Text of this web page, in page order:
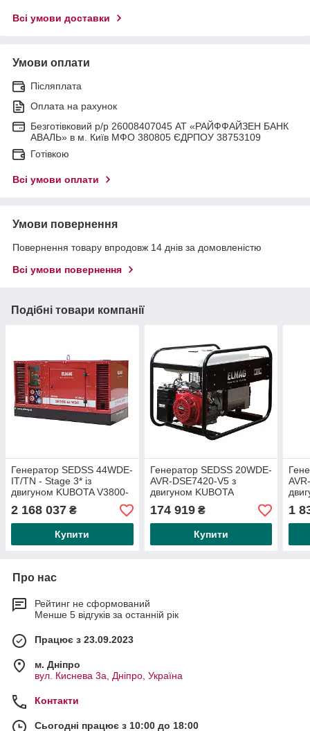
Всі умови доставки
Умови оплати
Післяплата
Оплата на рахунок
Безготівковий р/р 26008407045 АТ «РАЙФФАЙЗЕН БАНК
АВАЛЬ» в м. Київ МФО 380805 ЄДРПОУ 38753109
Готівкою
Всі умови оплати
Умови повернення
Повернення товару впродовж 14 днів за домовленістю
Всі умови повернення
Подібні товари компанії
Генератор SEDSS 44WDE-
IT/TN - Stage 3* із
двигуном KUBOTA V3800-
DIT
2 168 037 ₴
Купити
Генератор SEDSS 20WDE-
AVR-DSE7420-V5 з
двигуном KUBOTA
V2203M (свербесумний),
включно з зарядним
пристроєм
174 919₴
Купити
1
Про нас
Рейтинг не сформований
Менше 5 відгуків за останній рік
Працює з 23.09.2023
м. Дніпро
вул. Киснева 3а, Дніпро, Україна
Контакти
Сьогодні працює з 10:00 до 18:00